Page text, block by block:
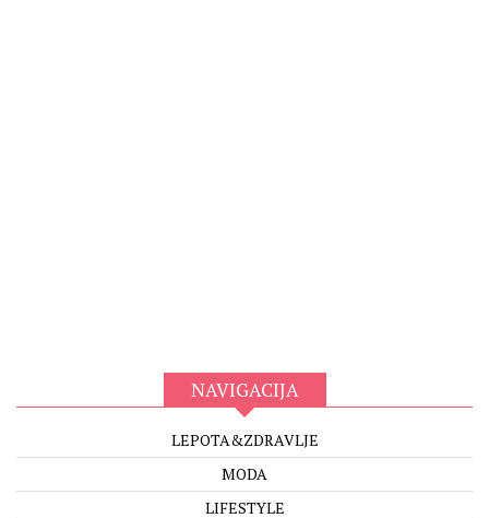
NAVIGACIJA
LEPOTA&ZDRAVLJE
MODA
LIFESTYLE